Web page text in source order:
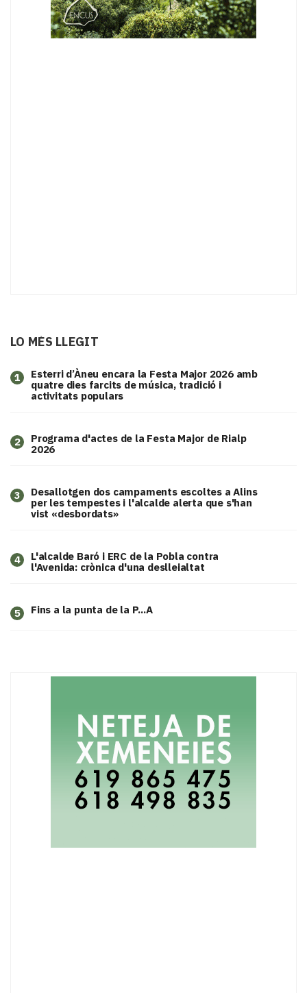
LO MÉS LLEGIT
1
Esterri d’Àneu encara la Festa Major 2026 amb
quatre dies farcits de música, tradició i
activitats populars
2
Programa d'actes de la Festa Major de Rialp
2026
3
​Desallotgen dos campaments escoltes a Alins
per les tempestes i l'alcalde alerta que s'han
vist «desbordats»
4
L'alcalde Baró i ERC de la Pobla contra
l'Avenida: crònica d'una deslleialtat
5 Fins a la punta de la P...A